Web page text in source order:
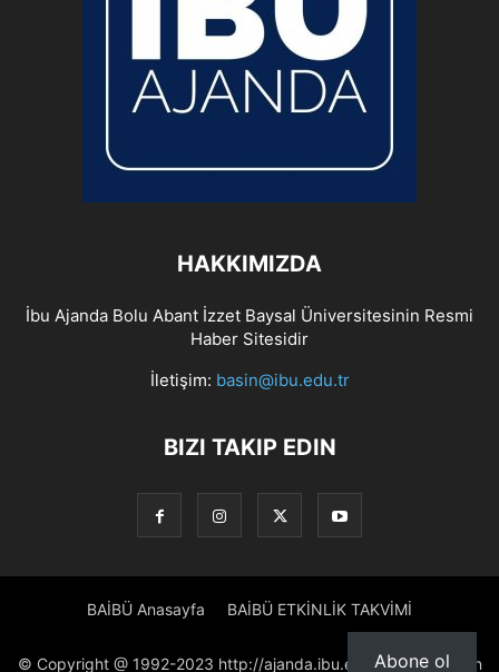
HAKKIMIZDA
İbu Ajanda Bolu Abant İzzet Baysal Üniversitesinin Resmi
Haber Sitesidir
İletişim: basin@ibu.edu.tr
BIZI TAKIP EDIN
BAİBÜ Anasayfa BAİBÜ ETKİNLİK TAKVİMİ
© Copyright @ 1992-2023 http://ajanda.ibu.edu.tr/ Proje: Basın
Abone ol